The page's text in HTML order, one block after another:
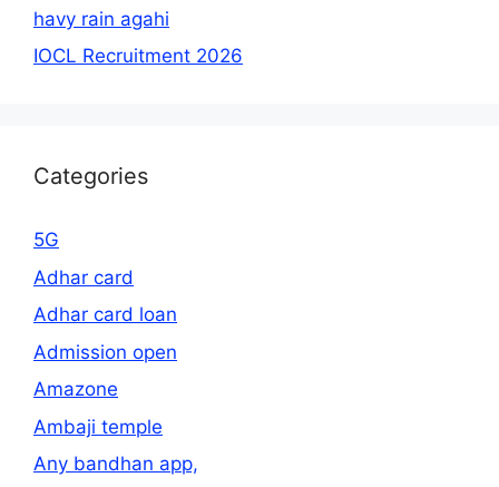
havy rain agahi
IOCL Recruitment 2026
Categories
5G
Adhar card
Adhar card loan
Admission open
Amazone
Ambaji temple
Any bandhan app,